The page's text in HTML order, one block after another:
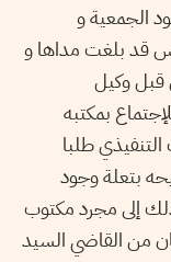
الجمعية و
قد بلغت مداها و
قبل وكيل
بمكتبه
طلبا
بتعلة وجود
إلى مجرد مكتوب
من القاضي السيد